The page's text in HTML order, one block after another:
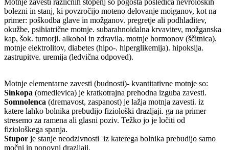
bolezni in stanj, ki povzročijo moteno delovanje moiganov, kot na
primer: poškodba glave in možganov. pregretje ali podhladitev,
okužbe, psihiatrične motnje. subarahnoidalna krvavitev, možganska
kap, šok. tumorji. alkohol in zdravila. motnje hormonov (ščitnica).
motnje elektrolitov, diabetes (hipo-. hiperglikemija). hipoksija.
zastrupitve. uremija (ledvična odpoved).
Motnje elementarne zavesti (budnosti)- kvantitativne motnje so:
Sinkopa (omedlevica) je kratkotrajna prehodna izguba zavesti.
Somnolenca (dremavost, zaspanost) je lažja motnja zavesti. iz
katere lahko bolnika prebudijo fiziološki drazljaji. ga na primer
stresemo za ramena ali glasni poziv. Težko jo je ločiti od
fiziološkega spanja.
Stupor je stanje neodzivnosti iz katerega bolnika prebudijo samo
močni in ponovni drazljaji.